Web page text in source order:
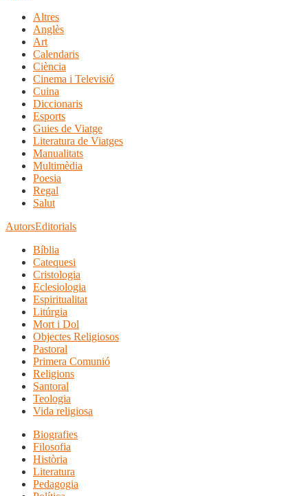
Altres
Anglès
Art
Calendaris
Ciència
Cinema i Televisió
Cuina
Diccionaris
Esports
Guies de Viatge
Literatura de Viatges
Manualitats
Multimèdia
Poesia
Regal
Salut
AutorsEditorials
Bíblia
Catequesi
Cristologia
Eclesiologia
Espiritualitat
Litúrgia
Mort i Dol
Objectes Religiosos
Pastoral
Primera Comunió
Religions
Santoral
Teologia
Vida religiosa
Biografies
Filosofia
Història
Literatura
Pedagogia